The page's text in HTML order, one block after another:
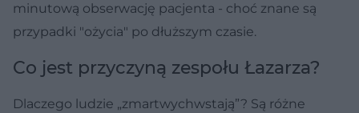
minutową obserwację pacjenta - choć znane są
przypadki "ożycia" po dłuższym czasie.
Co jest przyczyną zespołu Łazarza?
Dlaczego ludzie „zmartwychwstają”? Są różne